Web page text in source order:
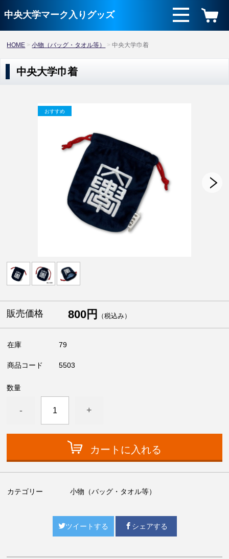
中央大学マーク入りグッズ
HOME 小物（バッグ・タオル等） 中央大学巾着
中央大学巾着
販売価格 800円 （税込み）
在庫 79
商品コード 5503
数量
- +
カートに入れる
カテゴリー 小物（バッグ・タオル等）
ツイートする シェアする